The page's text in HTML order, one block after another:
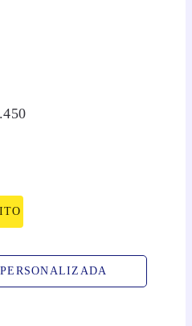
.450